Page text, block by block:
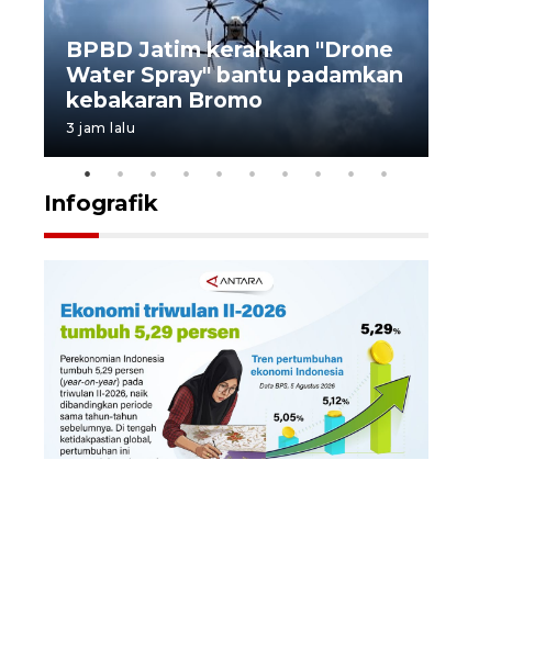
BPBD Jatim kerahkan "Drone
Water Spray" bantu padamkan
kebakaran Bromo
3 jam lalu
Infografik